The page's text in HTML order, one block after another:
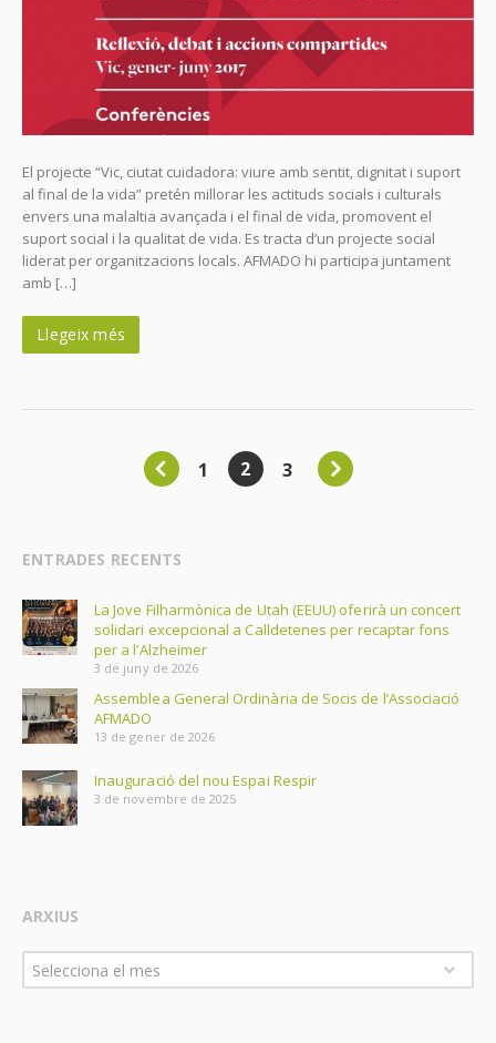
El projecte “Vic, ciutat cuidadora: viure amb sentit, dignitat i suport
al final de la vida” pretén millorar les actituds socials i culturals
envers una malaltia avançada i el final de vida, promovent el
suport social i la qualitat de vida. Es tracta d’un projecte social
liderat per organitzacions locals. AFMADO hi participa juntament
amb […]
Llegeix més
1 2 3
ENTRADES RECENTS
La Jove Filharmònica de Utah (EEUU) oferirà un concert
solidari excepcional a Calldetenes per recaptar fons
per a l’Alzheimer
3 de juny de 2026
Assemblea General Ordinària de Socis de l’Associació
AFMADO
13 de gener de 2026
Inauguració del nou Espai Respir
3 de novembre de 2025
ARXIUS
Arxius
Selecciona el mes